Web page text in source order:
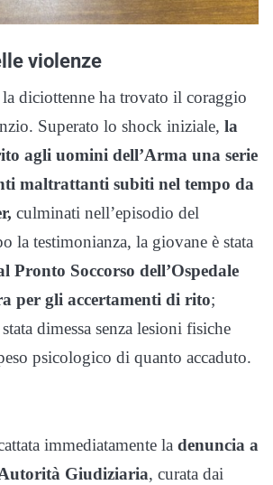
violenze
diciottenne ha trovato il coraggio
Superato lo shock iniziale, la
agli uomini dell’Arma una serie
maltrattanti subiti nel tempo da
culminati nell’episodio del
la testimonianza, la giovane è stata
Pronto Soccorso dell’Ospedale
per gli accertamenti di rito;
dimessa senza lesioni fisiche
psicologico di quanto accaduto.
immediatamente la denuncia a
Giudiziaria, curata dai